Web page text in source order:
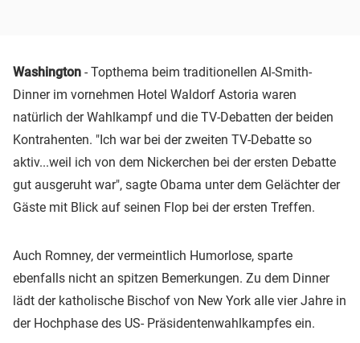
Washington - Topthema beim traditionellen Al-Smith-
Dinner im vornehmen Hotel Waldorf Astoria waren
natürlich der Wahlkampf und die TV-Debatten der beiden
Kontrahenten. "Ich war bei der zweiten TV-Debatte so
aktiv...weil ich von dem Nickerchen bei der ersten Debatte
gut ausgeruht war", sagte Obama unter dem Gelächter der
Gäste mit Blick auf seinen Flop bei der ersten Treffen.
Auch Romney, der vermeintlich Humorlose, sparte
ebenfalls nicht an spitzen Bemerkungen. Zu dem Dinner
lädt der katholische Bischof von New York alle vier Jahre in
der Hochphase des US- Präsidentenwahlkampfes ein.